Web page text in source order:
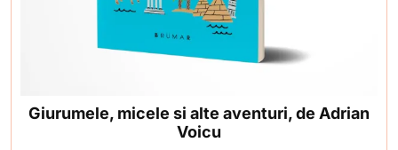
Giurumele, micele si alte aventuri, de Adrian
Voicu